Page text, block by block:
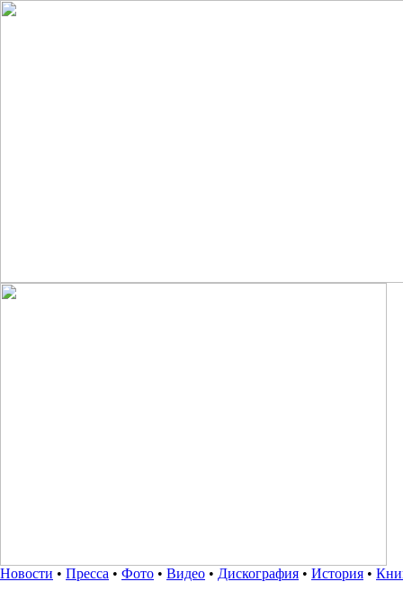
Новости • Пресса • Фото • Видео • Дискография • История •